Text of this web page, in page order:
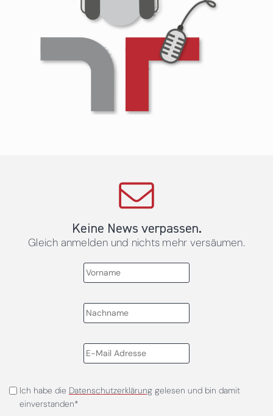
Keine News verpassen.
Gleich anmelden und nichts mehr versäumen.
Ich habe die Datenschutzerklärunggelesen und bin damit
einverstanden*